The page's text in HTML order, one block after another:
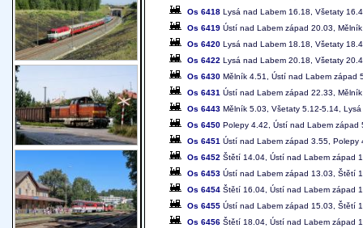
Os 6418 Lysá nad Labem 16.18, Všetaty
Os 6419 Ústí nad Labem západ 20.03,
Os 6420 Lysá nad Labem 18.18, Všetaty
Os 6422 Lysá nad Labem 20.18, Všetaty
Os 6430 Mělník 4.51, Ústí nad Labem západ
Os 6431 Ústí nad Labem západ 22.33,
Os 6443 Mělník 5.03, Všetaty 5.12-5.14,
Os 6450 Polepy 4.42, Ústí nad Labem západ
Os 6451 Ústí nad Labem západ 3.55, Polepy
Os 6452 Štětí 14.04, Ústí nad Labem západ
Os 6453 Ústí nad Labem západ 13.03, Štětí
Os 6454 Štětí 16.04, Ústí nad Labem západ
Os 6455 Ústí nad Labem západ 15.03, Štětí
Os 6456 Štětí 18.04, Ústí nad Labem západ